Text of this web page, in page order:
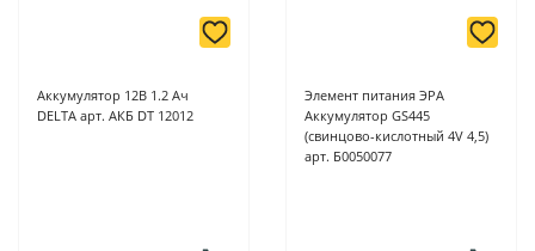
Аккумулятор 12В 1.2 Ач
DELTA арт. АКБ DT 12012
Элемент питания ЭРА
Аккумулятор GS445
(свинцово-кислотный 4V 4,5)
арт. Б0050077